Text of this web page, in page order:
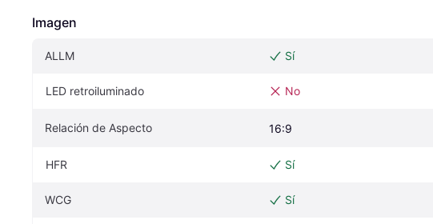
Imagen
ALLM Sí
LED retroiluminado No
Relación de Aspecto 16:9
HFR Sí
WCG Sí